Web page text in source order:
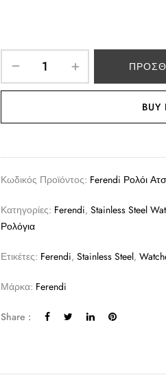
BUY
Κωδικός Προϊόντος: Ferendi Ρολόι
Κατηγορίες: Ferendi,Stainless Steel
Ρολόγια
Ετικέτες: Ferendi,Stainless Steel,
Μάρκα: Ferendi
Share :